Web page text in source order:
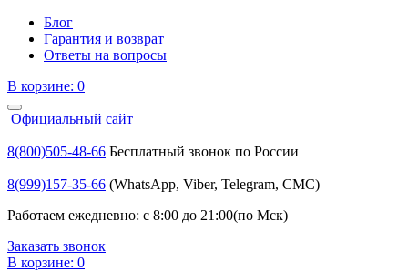
Блог
Гарантия и возврат
Ответы на вопросы
В корзине: 0
Официальный сайт
8(800)505-48-66 Бесплатный звонок по России
8(999)157-35-66 (WhatsApp, Viber, Telegram, СМС)
Работаем ежедневно: с 8:00 до 21:00(по Мск)
Заказать звонок
В корзине: 0